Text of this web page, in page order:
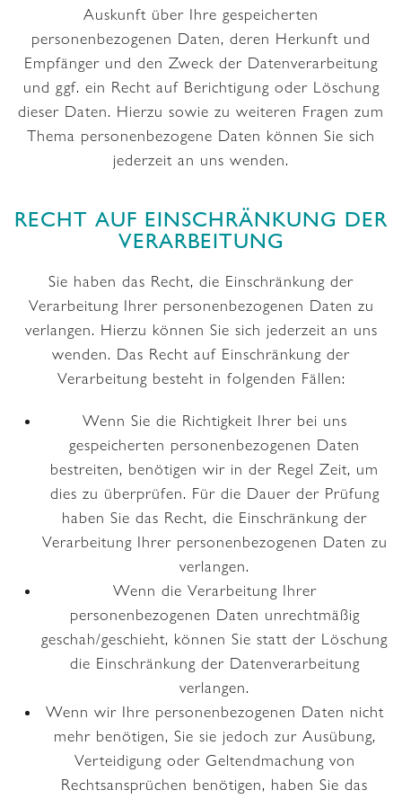
Auskunft über Ihre gespeicherten
personenbezogenen Daten, deren Herkunft und
Empfänger und den Zweck der Datenverarbeitung
und ggf. ein Recht auf Berichtigung oder Löschung
dieser Daten. Hierzu sowie zu weiteren Fragen zum
Thema personenbezogene Daten können Sie sich
jederzeit an uns wenden.
RECHT AUF EINSCHRÄNKUNG DER
VERARBEITUNG
Sie haben das Recht, die Einschränkung der
Verarbeitung Ihrer personenbezogenen Daten zu
verlangen. Hierzu können Sie sich jederzeit an uns
wenden. Das Recht auf Einschränkung der
Verarbeitung besteht in folgenden Fällen:
Wenn Sie die Richtigkeit Ihrer bei uns
gespeicherten personenbezogenen Daten
bestreiten, benötigen wir in der Regel Zeit, um
dies zu überprüfen. Für die Dauer der Prüfung
haben Sie das Recht, die Einschränkung der
Verarbeitung Ihrer personenbezogenen Daten zu
verlangen.
Wenn die Verarbeitung Ihrer
personenbezogenen Daten unrechtmäßig
geschah/geschieht, können Sie statt der Löschung
die Einschränkung der Datenverarbeitung
verlangen.
Wenn wir Ihre personenbezogenen Daten nicht
mehr benötigen, Sie sie jedoch zur Ausübung,
Verteidigung oder Geltendmachung von
Rechtsansprüchen benötigen, haben Sie das